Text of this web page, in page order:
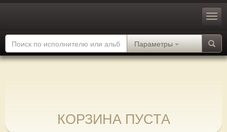
Параметры
КОРЗИНА ПУСТА